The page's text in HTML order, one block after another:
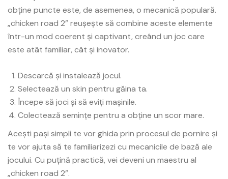
obține puncte este, de asemenea, o mecanică populară.
„chicken road 2” reușește să combine aceste elemente
într-un mod coerent și captivant, creând un joc care
este atât familiar, cât și inovator.
Descarcă și instalează jocul.
Selectează un skin pentru găina ta.
Începe să joci și să eviți mașinile.
Colectează semințe pentru a obține un scor mare.
Acești pași simpli te vor ghida prin procesul de pornire și
te vor ajuta să te familiarizezi cu mecanicile de bază ale
jocului. Cu puțină practică, vei deveni un maestru al
„chicken road 2”.